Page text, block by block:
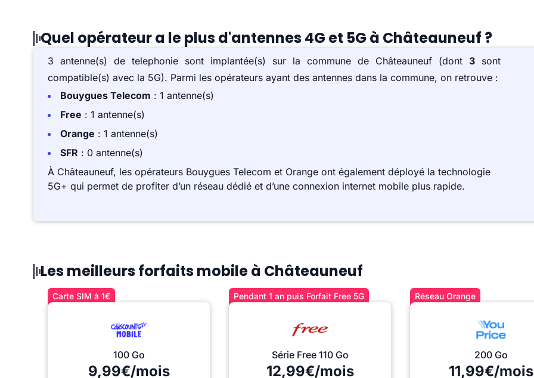
Quel opérateur a le plus d'antennes 4G et 5G à Châteauneuf ?
3 antenne(s) de telephonie sont implantée(s) sur la commune de Châteauneuf (dont 3 sont
compatible(s) avec la 5G). Parmi les opérateurs ayant des antennes dans la commune, on retrouve :
Bouygues Telecom : 1 antenne(s)
Free : 1 antenne(s)
Orange : 1 antenne(s)
SFR : 0 antenne(s)
À Châteauneuf, les opérateurs Bouygues Telecom et Orange ont également déployé la technologie
5G+ qui permet de profiter d’un réseau dédié et d’une connexion internet mobile plus rapide.
Les meilleurs forfaits mobile à Châteauneuf
Carte SIM à 1€
100 Go
9,99€/mois
Pendant 1 an puis Forfait Free 5G
Série Free 110 Go
12,99€/mois
Réseau Orange
200 Go
11,99€/mois